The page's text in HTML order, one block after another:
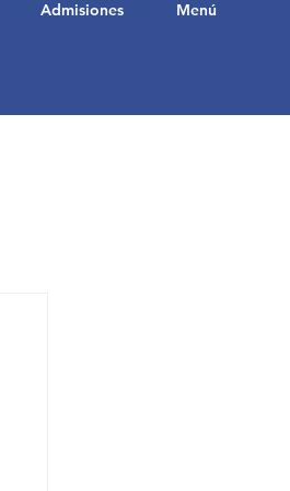
Menú
Admisiones